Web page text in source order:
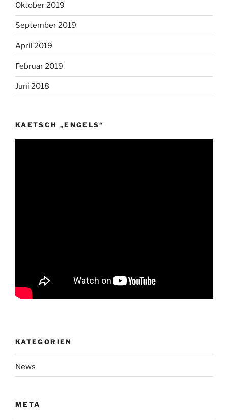
Oktober 2019
September 2019
April 2019
Februar 2019
Juni 2018
KAETSCH „ENGELS“
KATEGORIEN
News
META